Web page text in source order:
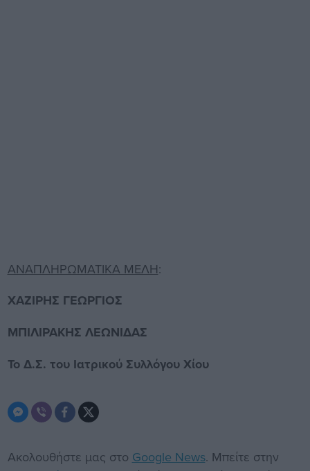
ΑΝΑΠΛΗΡΩΜΑΤΙΚΑ ΜΕΛΗ:
ΧΑΖΙΡΗΣ ΓΕΩΡΓΙΟΣ
ΜΠΙΛΙΡΑΚΗΣ ΛΕΩΝΙΔΑΣ
Το Δ.Σ. του Ιατρικού Συλλόγου Χίου
Ακολουθήστε μας στο Google News. Μπείτε στην